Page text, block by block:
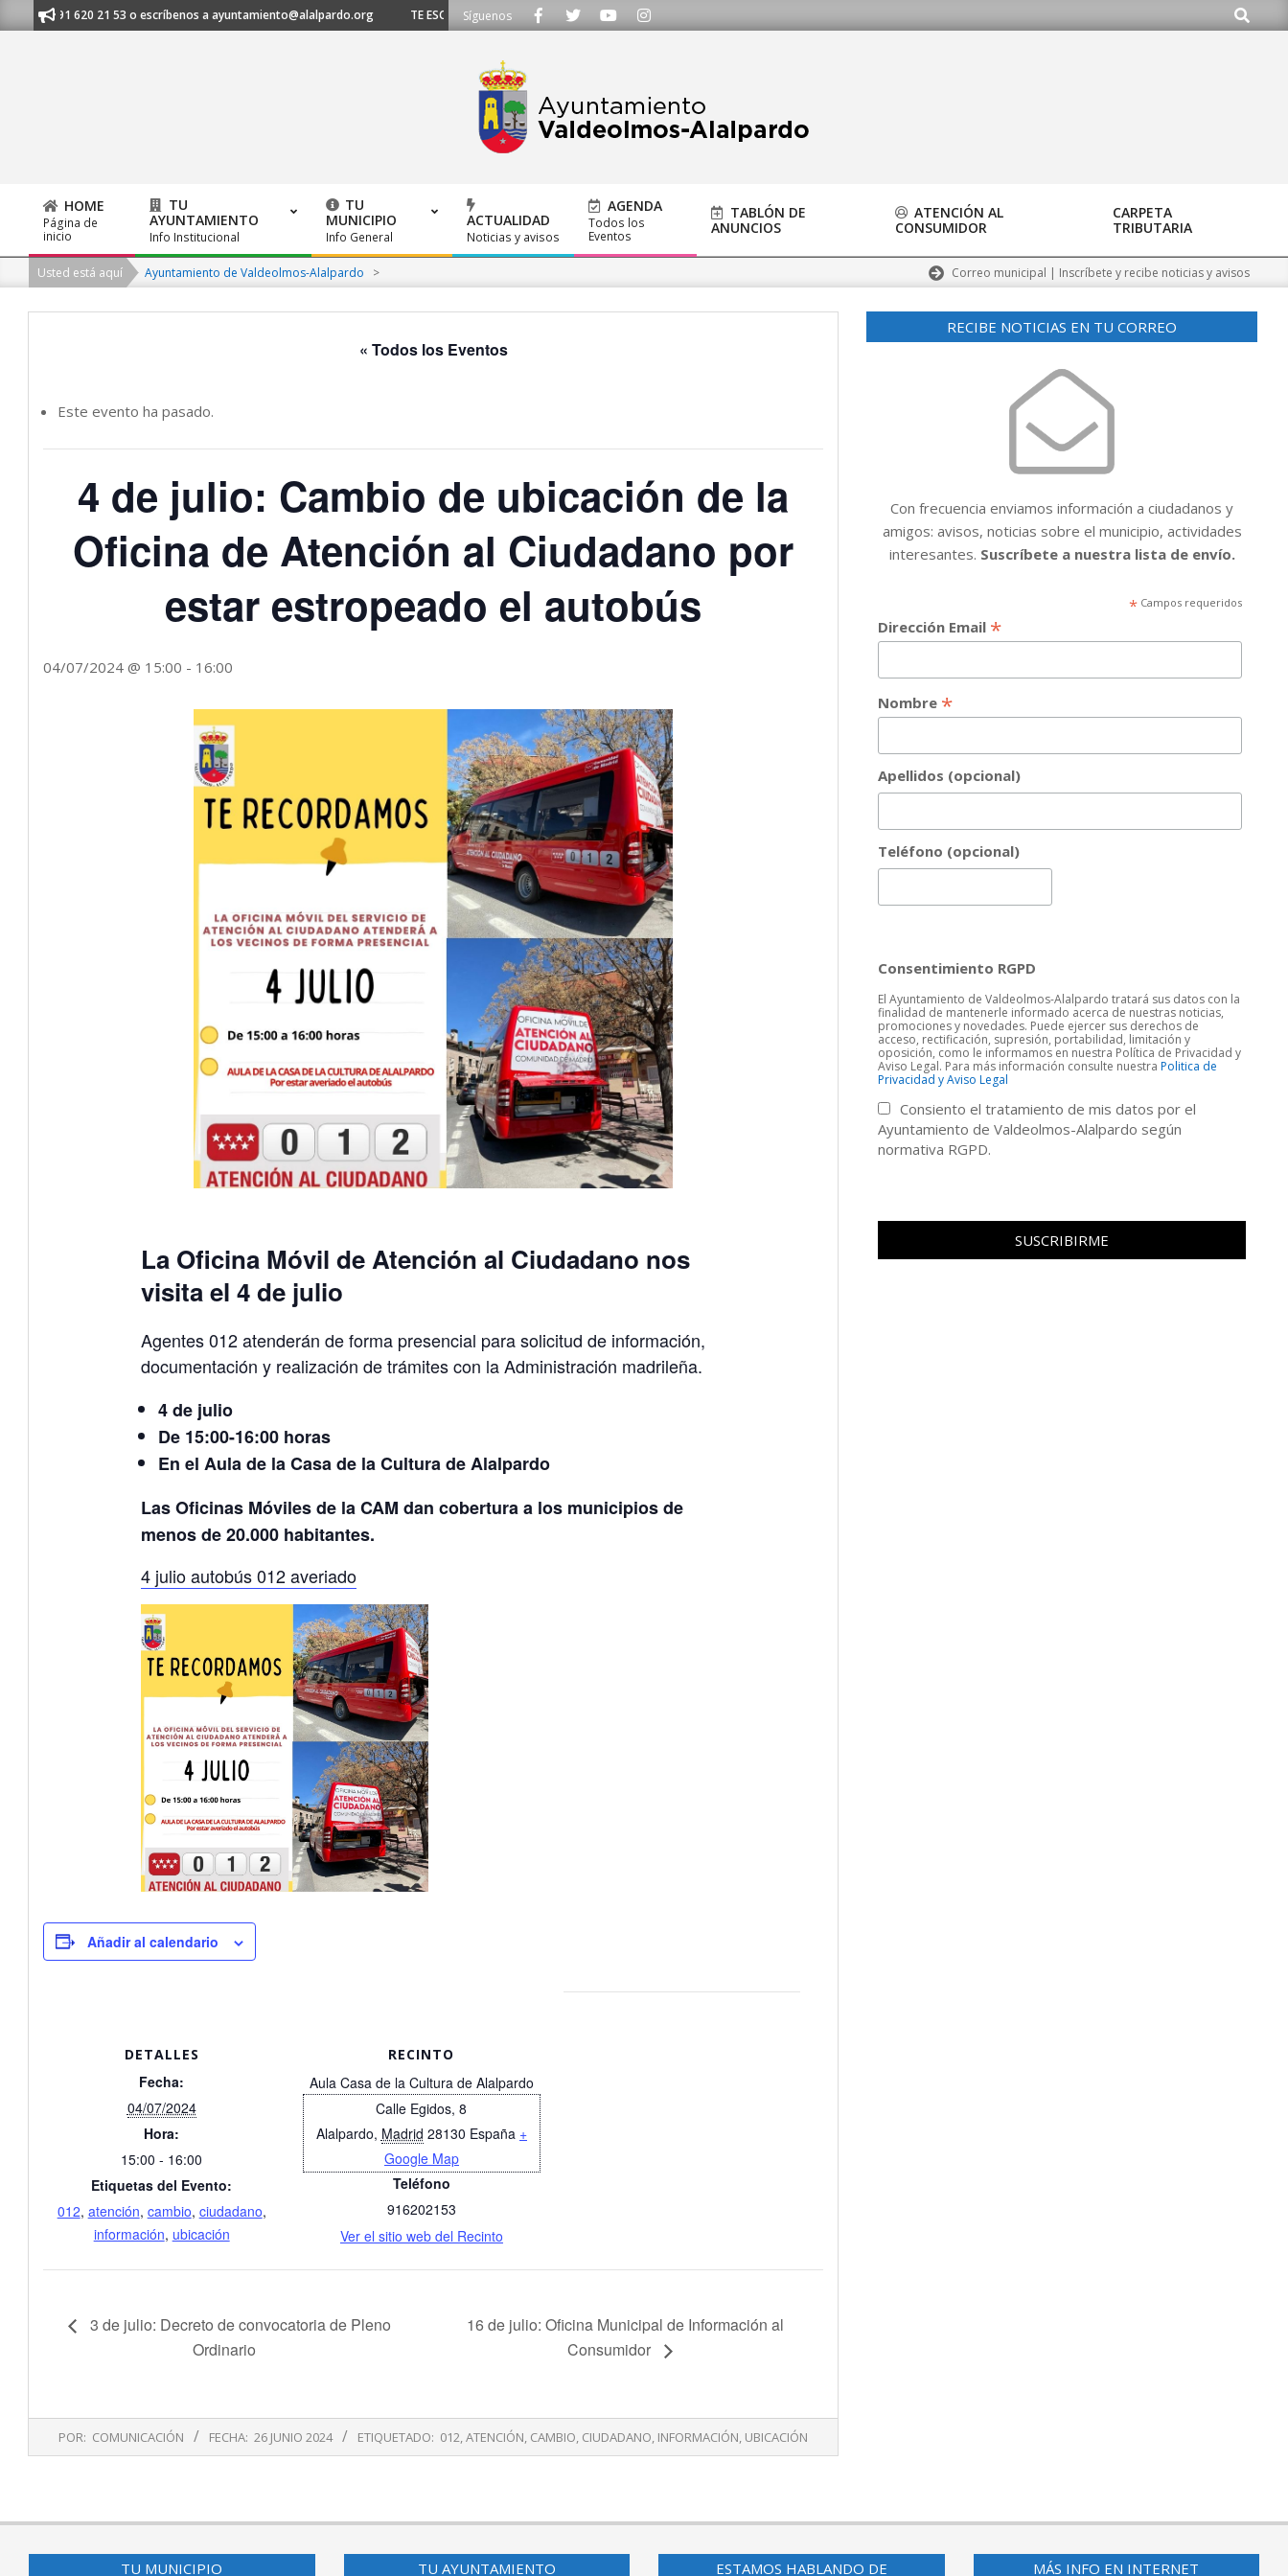
to
al 91 620 21 53 o escríbenos a ayuntamiento@alalpardo.org TE ESCUCHAMOS - Llámanos al 91 620 21 53 o escríbenos a ayuntamiento@alalpardo.org
Síguenos Buscar
Primary
Navigation
Menu
HOME
Página de
inicio
TU
AYUNTAMIENTO
Info Institucional
TU
MUNICIPIO
Info General
ACTUALIDAD
Noticias y avisos
AGENDA
Todos los
Eventos
TABLÓN DE
ANUNCIOS
ATENCIÓN AL
CONSUMIDOR
CARPETA
TRIBUTARIA
Usted está aquí Ayuntamiento de Valdeolmos-Alalpardo > Correo municipal | Inscríbete y recibe noticias y avisos
« Todos los Eventos
Este evento ha pasado.
4 de julio: Cambio de ubicación de la
Oficina de Atención al Ciudadano por
estar estropeado el autobús
04/07/2024 @ 15:00 - 16:00
La Oficina Móvil de Atención al Ciudadano nos
visita el 4 de julio
Agentes 012 atenderán de forma presencial para solicitud de información,
documentación y realización de trámites con la Administración madrileña.
4 de julio
De 15:00-16:00 horas
En el Aula de la Casa de la Cultura de Alalpardo
Las Oficinas Móviles de la CAM dan cobertura a los municipios de
menos de 20.000 habitantes.
4 julio autobús 012 averiado
Añadir al calendario
DETALLES
Fecha:
04/07/2024
Hora:
15:00 - 16:00
Etiquetas del Evento:
012, atención, cambio, ciudadano,
información, ubicación
RECINTO
Aula Casa de la Cultura de Alalpardo
Calle Egidos, 8
Alalpardo, Madrid 28130 España +
Google Map
Teléfono
916202153
Ver el sitio web del Recinto
3 de julio: Decreto de convocatoria de Pleno
Ordinario
16 de julio: Oficina Municipal de Información al
Consumidor
POR: COMUNICACIÓN FECHA: 26 JUNIO 2024 ETIQUETADO: 012,ATENCIÓN, CAMBIO, CIUDADANO, INFORMACIÓN, UBICACIÓN
RECIBE NOTICIAS EN TU CORREO
Con frecuencia enviamos información a ciudadanos y
amigos: avisos, noticias sobre el municipio, actividades
interesantes. Suscríbete a nuestra lista de envío.
* Campos requeridos
Dirección Email *
Nombre *
Apellidos (opcional)
Teléfono (opcional)
Consentimiento RGPD
El Ayuntamiento de Valdeolmos-Alalpardo tratará sus datos con la
finalidad de mantenerle informado acerca de nuestras noticias,
promociones y novedades. Puede ejercer sus derechos de
acceso, rectificación, supresión, portabilidad, limitación y
oposición, como le informamos en nuestra Política de Privacidad y
Aviso Legal. Para más información consulte nuestraPolitica de
Privacidad y Aviso Legal
Consiento el tratamiento de mis datos por el
Ayuntamiento de Valdeolmos-Alalpardo según
normativa RGPD.
TU MUNICIPIO TU AYUNTAMIENTO ESTAMOS HABLANDO DE MÁS INFO EN INTERNET